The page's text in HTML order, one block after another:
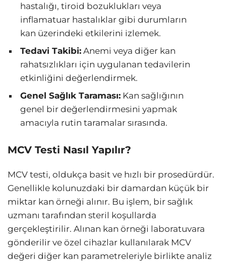
hastalığı, tiroid bozuklukları veya
inflamatuar hastalıklar gibi durumların
kan üzerindeki etkilerini izlemek.
Tedavi Takibi: Anemi veya diğer kan
rahatsızlıkları için uygulanan tedavilerin
etkinliğini değerlendirmek.
Genel Sağlık Taraması: Kan sağlığının
genel bir değerlendirmesini yapmak
amacıyla rutin taramalar sırasında.
MCV Testi Nasıl Yapılır?
MCV testi, oldukça basit ve hızlı bir prosedürdür.
Genellikle kolunuzdaki bir damardan küçük bir
miktar kan örneği alınır. Bu işlem, bir sağlık
uzmanı tarafından steril koşullarda
gerçekleştirilir. Alınan kan örneği laboratuvara
gönderilir ve özel cihazlar kullanılarak MCV
değeri diğer kan parametreleriyle birlikte analiz